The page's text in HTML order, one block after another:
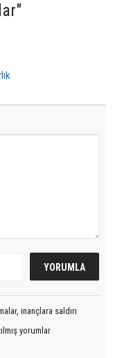
inançlara saldırı
yorumlar